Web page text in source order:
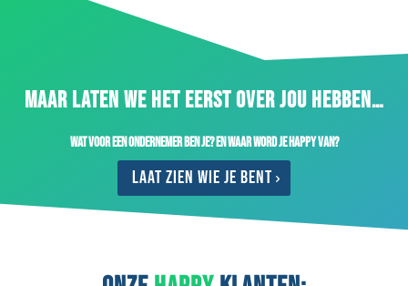
MAAR LATEN WE HET EERST OVER JOU HEBBEN…
Wat voor een ondernemer ben je? En waar word je happy van?
Laat zien wie je bent